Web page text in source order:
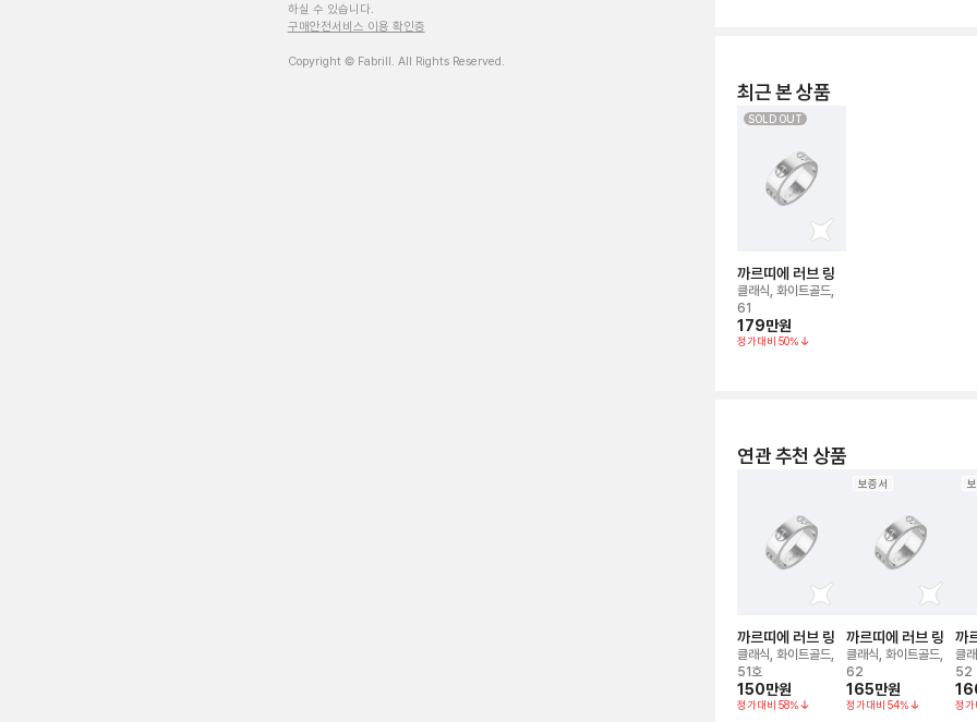
하실 수 있습니다.
구매안전서비스 이용 확인증
Copyright © Fabrill. All Rights Reserved.
최근 본 상품
SOLD OUT
까르띠에 러브 링
클래식, 화이트골드,
61
179만원
정가대비 50%
연관 추천 상품
까르띠에 러브 링
클래식, 화이트골드,
51호
150만원
정가대비 58%
보증서
까르띠에 러브 링
클래식, 화이트골드,
62
165만원
정가대비 54%
까
클
52
정가